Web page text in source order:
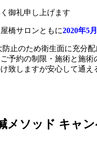
御礼申し上げます
橋サロンともに2020年5
止のため衛生面に充分
予約の制限・施術と施
致しますが安心して通
メソッド キャン